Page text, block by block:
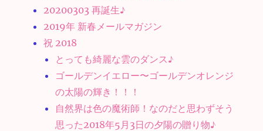
20200303 再誕生♪
2019年 新春メールマガジン
祝 2018
とっても綺麗な雲のダンス♪
ゴールデンイエロー〜ゴールデンオレンジ
の太陽の輝き！！！
自然界は色の魔術師！なのだと思わずそう
思った2018年5月3日の夕陽の贈り物♪